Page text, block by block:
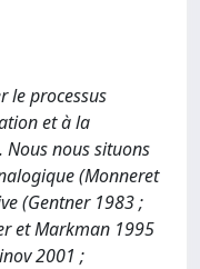
le processus
et à la
nous situons
(Monneret
(Gentner 1983 ;
et Markman 1995
2001 ;